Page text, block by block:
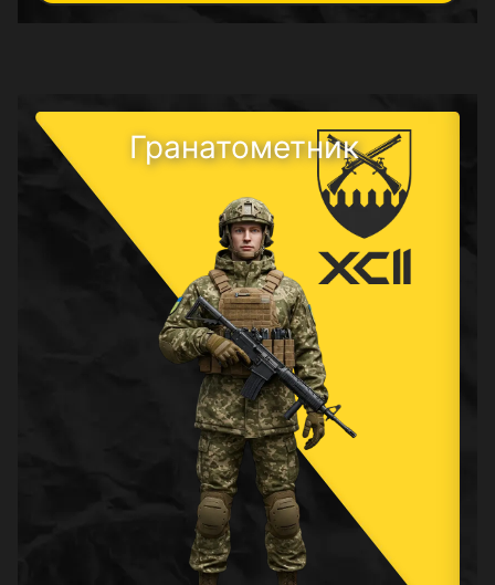
Гранатометник